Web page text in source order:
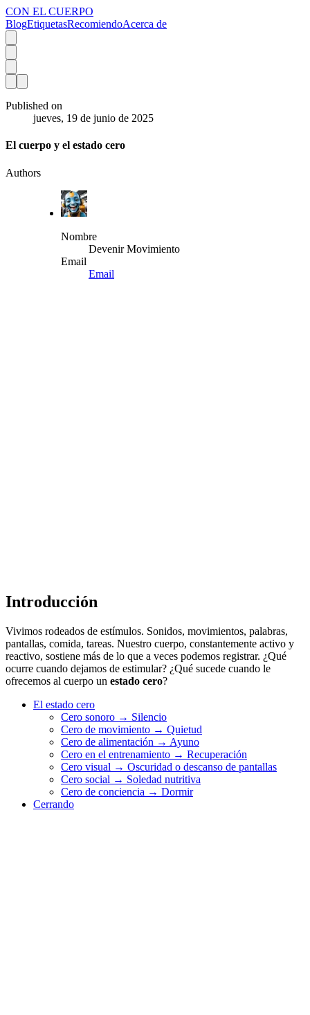
CON EL CUERPO
BlogEtiquetasRecomiendoAcerca de
Published on
jueves, 19 de junio de 2025
El cuerpo y el estado cero
Authors
Nombre
Devenir Movimiento
Email
Email
Introducción
Vivimos rodeados de estímulos. Sonidos, movimientos, palabras,
pantallas, comida, tareas. Nuestro cuerpo, constantemente activo y
reactivo, sostiene más de lo que a veces podemos registrar. ¿Qué
ocurre cuando dejamos de estimular? ¿Qué sucede cuando le
ofrecemos al cuerpo un estado cero?
El estado cero
Cero sonoro → Silencio
Cero de movimiento → Quietud
Cero de alimentación → Ayuno
Cero en el entrenamiento → Recuperación
Cero visual → Oscuridad o descanso de pantallas
Cero social → Soledad nutritiva
Cero de conciencia → Dormir
Cerrando